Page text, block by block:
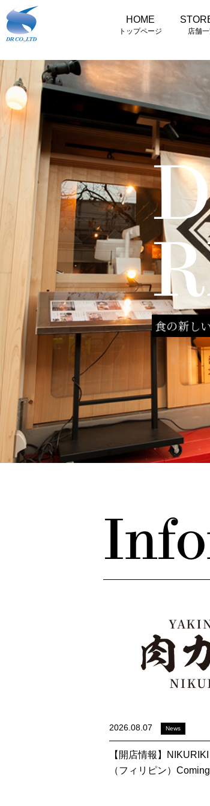
HOME
トップページ 店舗
食の新し
2026.08.07 News
【開店情報】
（フィリピン）